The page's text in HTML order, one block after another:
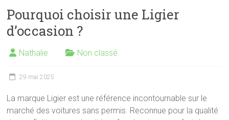
Pourquoi choisir une Ligier
d’occasion ?
Nathalie Non classé
29 mai 2025
La marque Ligier est une référence incontournable sur le
marché des voitures sans permis. Reconnue pour la qualité